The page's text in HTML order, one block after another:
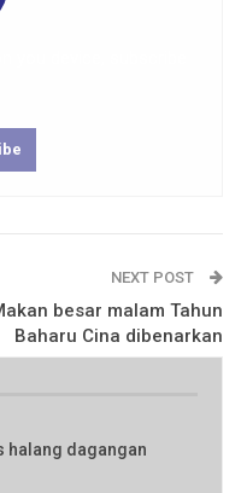
NEXT POST
besar malam Tahun
Baharu Cina dibenarkan
halang dagangan